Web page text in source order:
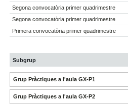
Segona convocatòria primer quadrimestre
Segona convocatòria primer quadrimestre
Primera convocatòria primer quadrimestre
Subgrup
Grup Pràctiques a l'aula GX-P1
Grup Pràctiques a l'aula GX-P2